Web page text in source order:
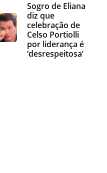
Sogro de Eliana
diz que
celebração de
Celso Portiolli
por liderança é
‘desrespeitosa’